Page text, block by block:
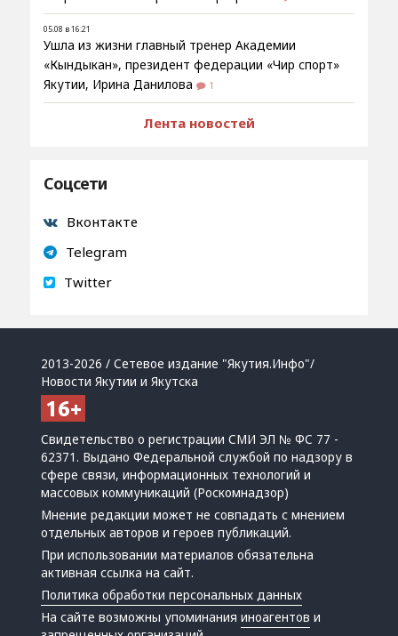
05.08 в 16:21
Ушла из жизни главный тренер Академии
«Кындыкан», президент федерации «Чир спорт»
Якутии, Ирина Данилова
1
Лента новостей
Соцсети
Вконтакте
Telegram
Twitter
2013-2026 / Сетевое издание "Якутия.Инфо"/
Новости Якутии и Якутска
Свидетельство о регистрации СМИ ЭЛ № ФС 77 -
62371. Выдано Федеральной службой по надзору в
сфере связи, информационных технологий и
массовых коммуникаций (Роскомнадзор)
Мнение редакции может не совпадать с мнением
отдельных авторов и героев публикаций.
При использовании материалов обязательна
активная ссылка на сайт.
Политика обработки персональных данных
На сайте возможны упоминанияиноагентов и